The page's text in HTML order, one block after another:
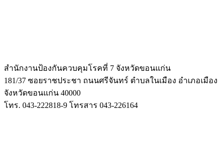
สำนักงานป้องกันควบคุมโรคที่ 7 จังหวัดขอนแก่น
181/37 ซอยราชประชา ถนนศรีจันทร์ ตำบลในเมือง อำเภอเมือง
จังหวัดขอนแก่น 40000
โทร. 043-222818-9 โทรสาร 043-226164